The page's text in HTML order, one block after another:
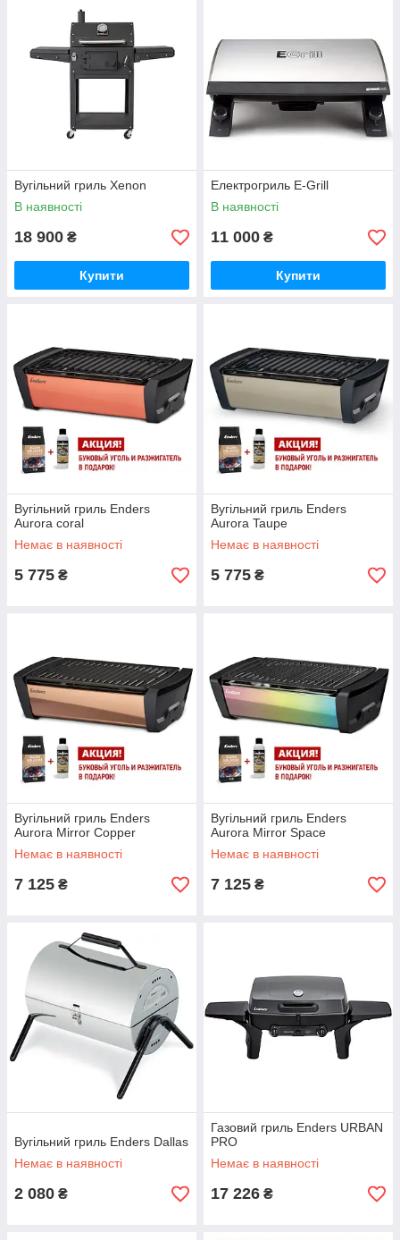
Вугільний гриль Xenon
В наявності
18 900 ₴
Купити
Електрогриль E-Grill
В наявності
11 000 ₴
Купити
Вугільний гриль Enders
Aurora coral
Немає в наявності
5 775 ₴
Вугільний гриль Enders
Aurora Taupe
Немає в наявності
5 775 ₴
Вугільний гриль Enders
Aurora Mirror Copper
Немає в наявності
7 125 ₴
Вугільний гриль Enders
Aurora Mirror Space
Немає в наявності
7 125 ₴
Вугільний гриль Enders Dallas
Немає в наявності
2 080 ₴
Газовий гриль Enders URBAN
PRO
Немає в наявності
17 226 ₴